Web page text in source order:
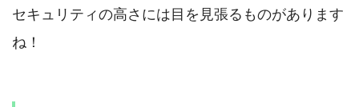
セキュリティの高さには目を見張るものがあります
ね！